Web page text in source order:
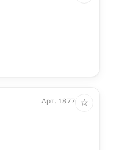
Арт. 18776.60
☆